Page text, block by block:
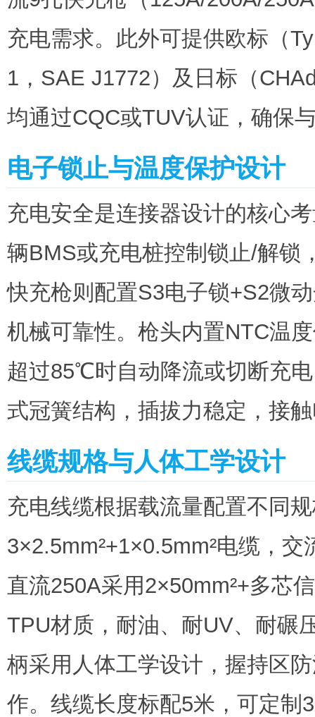
充电需求。此外可提供欧标（
1，SAE J1772）及日标（
均通过CQC或TUV认证，确保
电子锁止与温度保护设计
充电安全是连接器设计的核心
辆BMS或充电桩控制锁止/解锁
快充枪则配置S3电子锁+S2微
机械可靠性。枪头内置NTC温
超过85℃时自动降流或切断充
式冠簧结构，插拔力稳定，接
线缆规格与人体工学设计
充电线缆根据载流量配置不同
3×2.5mm²+1×0.5mm²电缆，
直流250A采用2×50mm²+多芯
TPU材质，耐油、耐UV、耐碾
柄采用人体工学设计，握持区
作。线缆长度标配5米，可定制